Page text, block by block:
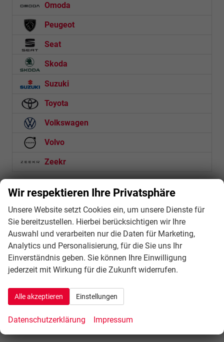
Omoda
Peugeot
Seat
Skoda
Suzuki
Toyota
Volkswagen
Volvo
Zeekr
Schnellsuche
Anmelden
Fahrzeugnr.
Vergleich Auto-Finanzierungen
Wir respektieren Ihre Privatsphäre
Unsere Website setzt Cookies ein, um unsere Dienste für
Sie bereitzustellen. Hierbei berücksichtigen wir Ihre
Auswahl und verarbeiten nur die Daten für Marketing,
Analytics und Personalisierung, für die Sie uns Ihr
Einverständnis geben. Sie können Ihre Einwilligung
jederzeit mit Wirkung für die Zukunft widerrufen.
Alle akzeptieren Einstellungen
Datenschutzerklärung Impressum